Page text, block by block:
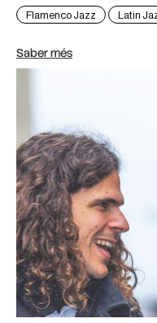
Flamenco Jazz Latin
Saber més